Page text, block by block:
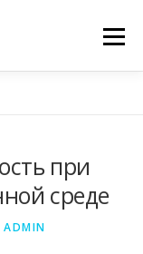
Меню
при
среде
ADMIN